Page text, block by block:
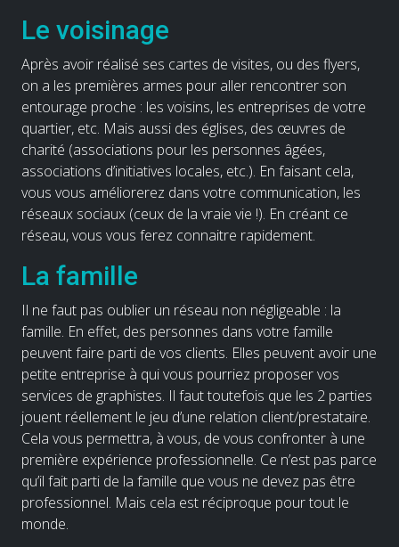
Le voisinage
Après avoir réalisé ses cartes de visites, ou des flyers,
on a les premières armes pour aller rencontrer son
entourage proche : les voisins, les entreprises de votre
quartier, etc. Mais aussi des églises, des œuvres de
charité (associations pour les personnes âgées,
associations d’initiatives locales, etc.). En faisant cela,
vous vous améliorerez dans votre communication, les
réseaux sociaux (ceux de la vraie vie !). En créant ce
réseau, vous vous ferez connaitre rapidement.
La famille
Il ne faut pas oublier un réseau non négligeable : la
famille. En effet, des personnes dans votre famille
peuvent faire parti de vos clients. Elles peuvent avoir une
petite entreprise à qui vous pourriez proposer vos
services de graphistes. Il faut toutefois que les 2 parties
jouent réellement le jeu d’une relation client/prestataire.
Cela vous permettra, à vous, de vous confronter à une
première expérience professionnelle. Ce n’est pas parce
qu’il fait parti de la famille que vous ne devez pas être
professionnel. Mais cela est réciproque pour tout le
monde.